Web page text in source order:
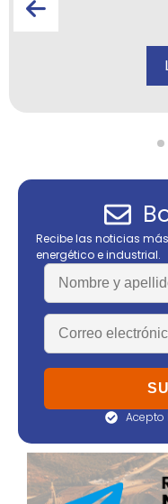
Recibe las noticias
energético e industrial.
Acepto